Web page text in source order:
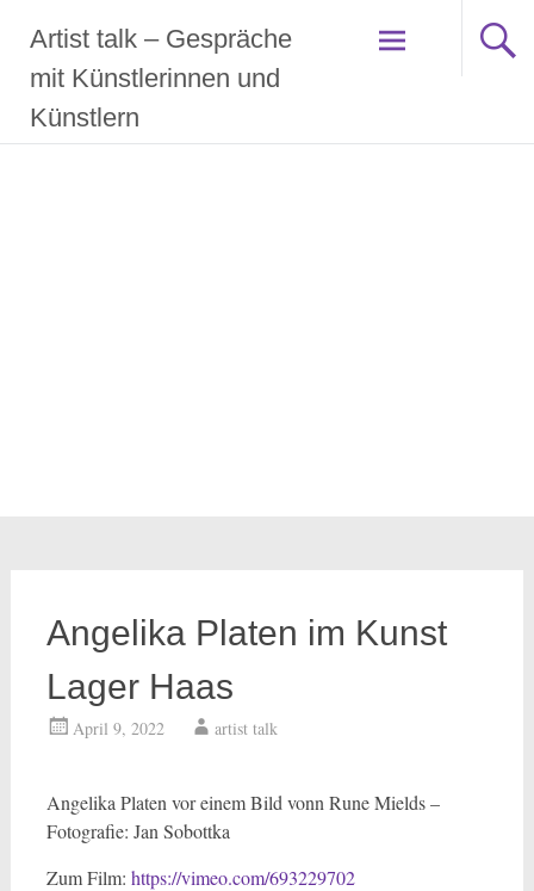
Inhalt
springen
Artist talk – Gespräche
mit Künstlerinnen und
Künstlern
Angelika Platen im Kunst
Lager Haas
April 9, 2022 artist talk
Angelika Platen vor einem Bild vonn Rune Mields –
Fotografie: Jan Sobottka
Zum Film: https://vimeo.com/693229702